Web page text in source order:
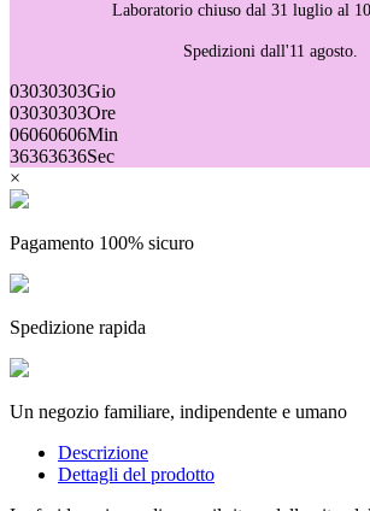
Laboratorio chiuso dal 31 luglio al
Spedizioni dall'11 agosto.
03030303Gio
03030303Ore
06060606Min
36363636Sec
×
Pagamento 100% sicuro
Spedizione rapida
Un negozio familiare, indipendente e umano
Descrizione
Dettagli del prodotto